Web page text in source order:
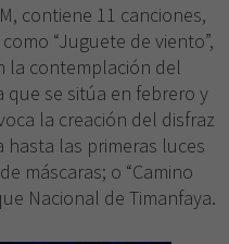
contiene 11 canciones,
“Juguete de viento”,
la contemplación del
que se sitúa en febrero y
la creación del disfraz
las primeras luces
máscaras; o “Camino
Nacional de Timanfaya.